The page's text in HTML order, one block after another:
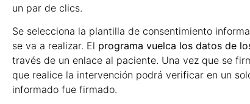
un par de clics.
Se selecciona la plantilla de consentimiento
se va a realizar. El programa vuelca los datos de
través de un enlace al paciente. Una vez que se
que realice la intervención podrá verificar en un
informado fue firmado.